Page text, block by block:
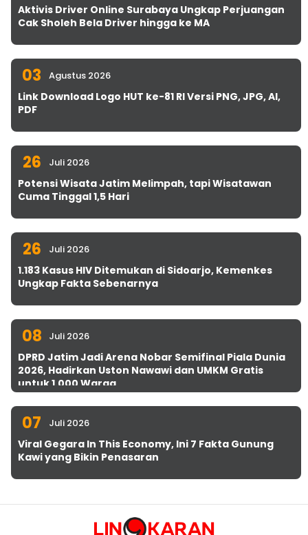
Aktivis Driver Online Surabaya Ungkap Perjuangan
Cak Sholeh Bela Driver hingga ke MA
03 Agustus 2026
Link Download Logo HUT ke-81 RI Versi PNG, JPG, AI,
PDF
26 Juli 2026
Potensi Wisata Jatim Melimpah, tapi Wisatawan
Cuma Tinggal 1,5 Hari
26 Juli 2026
1.183 Kasus HIV Ditemukan di Sidoarjo, Kemenkes
Ungkap Fakta Sebenarnya
08 Juli 2026
DPRD Jatim Jadi Arena Nobar Semifinal Piala Dunia
2026, Hadirkan Uston Nawawi dan UMKM Gratis
untuk 1.000 Warga
07 Juli 2026
Viral Gegara In This Economy, Ini 7 Fakta Gunung
Kawi yang Bikin Penasaran